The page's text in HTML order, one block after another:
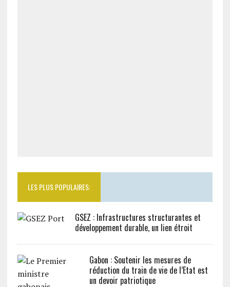
LES PLUS POPULAIRES:
GSEZ : Infrastructures structurantes et
développement durable, un lien étroit
Gabon : Soutenir les mesures de
réduction du train de vie de l’Etat est
un devoir patriotique